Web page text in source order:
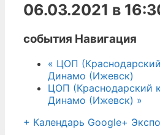
06.03.2021 в
события Навигация
« ЦОП
Динамо (Ижевск)
ЦОП (Краснодарский
Динамо (Ижевск) »
+ Календарь Google+